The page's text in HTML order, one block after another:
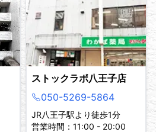
ストックラボ八王子店
050-5269-5864
JR八王子駅より徒歩1分
営業時間：11:00 - 20:00